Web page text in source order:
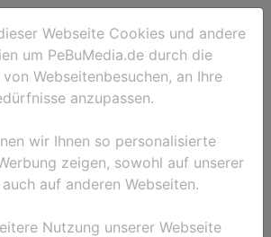
Webseite Cookies und andere
um PeBuMedia.de durch die
Webseitenbesuchen, an Ihre
anzupassen.
wir Ihnen so personalisierte
zeigen, sowohl auf unserer
auf anderen Webseiten.
Nutzung unserer Webseite